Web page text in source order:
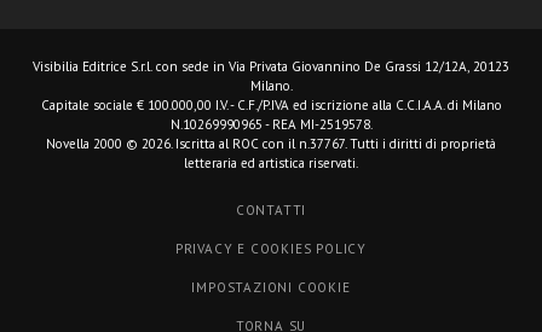
Visibilia Editrice S.r.l. con sede in Via Privata Giovannino De Grassi 12/12A, 20123
Milano.
Capitale sociale € 100.000,00 I.V. - C.F./P.IVA ed iscrizione alla C.C.I.A.A. di Milano
N.10269990965 - REA MI-2519578.
Novella 2000 © 2026. Iscritta al ROC con il n.37767. Tutti i diritti di proprietà
letteraria ed artistica riservati.
CONTATTI
PRIVACY E COOKIES POLICY
IMPOSTAZIONI COOKIE
TORNA SU